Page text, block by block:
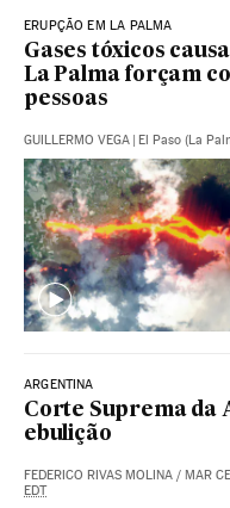
ERUPÇÃO EM LA PALMA
Gases tóxicos
La Palma forçam
pessoas
GUILLERMO VEGA | El Paso (La
ARGENTINA
Corte Suprema da
ebulição
FEDERICO RIVAS MOLINA / MAR
EDT